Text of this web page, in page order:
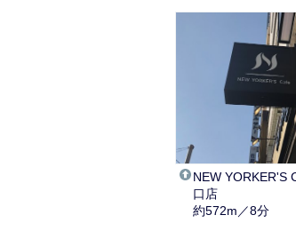
NEW YORKER'S
口店
約572m／8分